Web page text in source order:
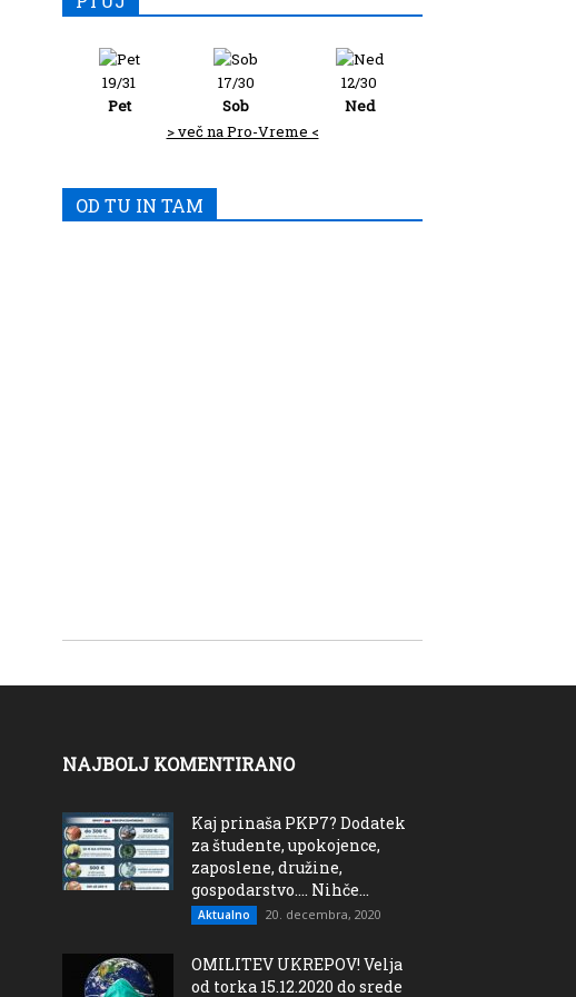
19/31
Pet
17/30
Sob
12/30
Ned
> več na Pro-Vreme <
OD TU IN TAM
NAJBOLJ KOMENTIRANO
Kaj prinaša PKP7? Dodatek
za študente, upokojence,
zaposlene, družine,
gospodarstvo…. Nihče...
Aktualno 20. decembra, 2020
OMILITEV UKREPOV! Velja
od torka 15.12.2020 do srede